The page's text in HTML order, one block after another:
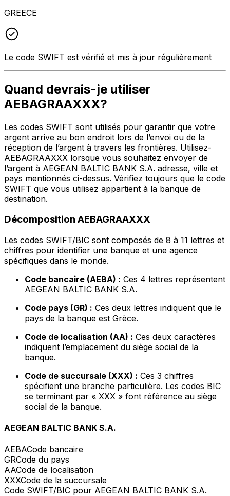
GREECE
Le code SWIFT est vérifié et mis à jour régulièrement
Quand devrais-je utiliser
AEBAGRAAXXX?
Les codes SWIFT sont utilisés pour garantir que votre
argent arrive au bon endroit lors de l’envoi ou de la
réception de l’argent à travers les frontières. Utilisez-
AEBAGRAAXXX lorsque vous souhaitez envoyer de
l’argent à AEGEAN BALTIC BANK S.A. adresse, ville et
pays mentionnés ci-dessus. Vérifiez toujours que le code
SWIFT que vous utilisez appartient à la banque de
destination.
Décomposition AEBAGRAAXXX
Les codes SWIFT/BIC sont composés de 8 à 11 lettres et
chiffres pour identifier une banque et une agence
spécifiques dans le monde.
Code bancaire (AEBA) : Ces 4 lettres représentent
AEGEAN BALTIC BANK S.A.
Code pays (GR) : Ces deux lettres indiquent que le
pays de la banque est Grèce.
Code de localisation (AA) : Ces deux caractères
indiquent l’emplacement du siège social de la
banque.
Code de succursale (XXX) : Ces 3 chiffres
spécifient une branche particulière. Les codes BIC
se terminant par « XXX » font référence au siège
social de la banque.
AEGEAN BALTIC BANK S.A.
AEBACode bancaire
GRCode du pays
AACode de localisation
XXXCode de la succursale
Code SWIFT/BIC pour AEGEAN BALTIC BANK S.A.